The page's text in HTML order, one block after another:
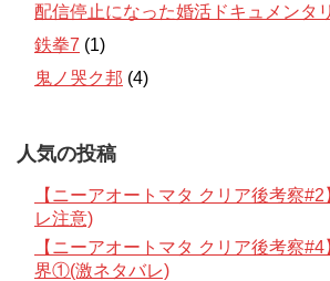
配信停止になった婚活ドキュメンタ
鉄拳7 (1)
鬼ノ哭ク邦 (4)
人気の投稿
【ニーアオートマタ クリア後考察
レ注意)
【ニーアオートマタ クリア後考察
界①(激ネタバレ)